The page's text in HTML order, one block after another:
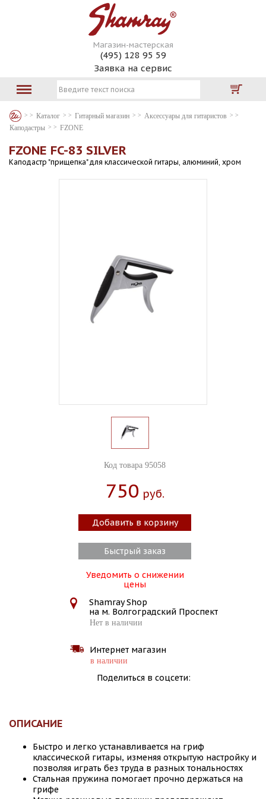
Магазин-мастерская
(495) 128 95 59
Заявка на сервис
Каталог Гитарный магазин
Аксессуары для гитаристов
Каподастры
FZONE
FZONE FC-83 SILVER
Каподастр "прищепка" для классической гитары, алюминий, хром
Код товара 95058
750 Руб.
Добавить в корзину
Быстрый заказ
Уведомить о снижении
цены
Shamray Shop
на м. Волгоградский Проспект
Нет в наличии
Интернет магазин
в наличии
Поделиться в соцсети:
ОПИСАНИЕ
Быстро и легко устанавливается на гриф
классической гитары, изменяя открытую настройку и
позволяя играть без труда в разных тональностях
Стальная пружина помогает прочно держаться на
грифе